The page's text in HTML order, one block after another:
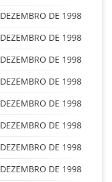
DE 1998
DE 1998
DE 1998
DE 1998
DE 1998
DE 1998
DE 1998
DE 1998